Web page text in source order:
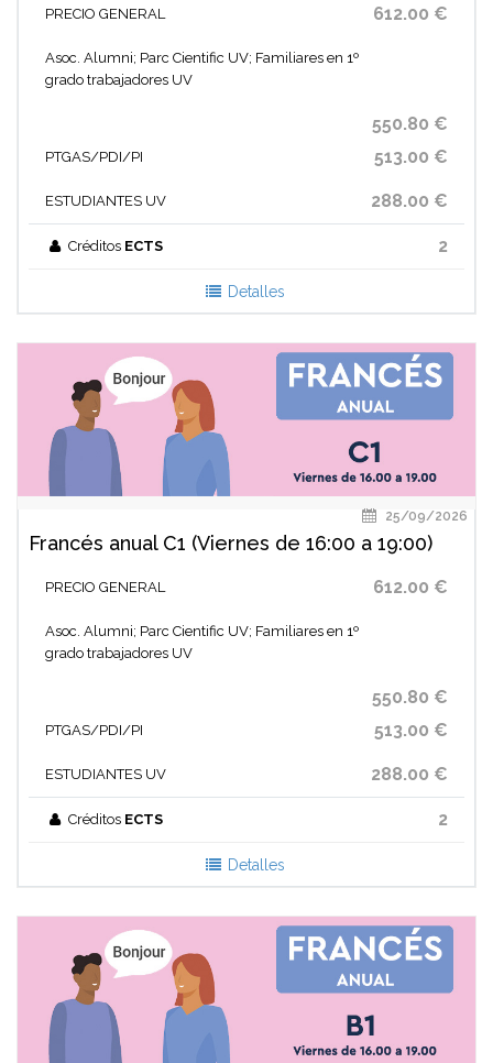
PRECIO GENERAL 612.00 €
Asoc. Alumni; Parc Cientific UV; Familiares en 1º
grado trabajadores UV
550.80 €
PTGAS/PDI/PI 513.00 €
ESTUDIANTES UV 288.00 €
Créditos ECTS 2
Detalles
25/09/2026
Francés anual C1 (Viernes de 16:00 a 19:00)
PRECIO GENERAL 612.00 €
Asoc. Alumni; Parc Cientific UV; Familiares en 1º
grado trabajadores UV
550.80 €
PTGAS/PDI/PI 513.00 €
ESTUDIANTES UV 288.00 €
Créditos ECTS 2
Detalles